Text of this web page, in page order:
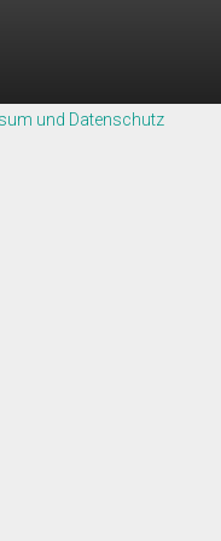
neun Jahre alt sind, wirst
und Datenschutz